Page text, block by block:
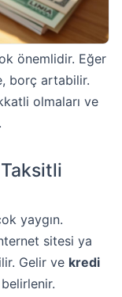
önemlidir. Eğer
borç artabilir.
olmaları ve
yaygın.
sitesi ya
Gelir ve kredi